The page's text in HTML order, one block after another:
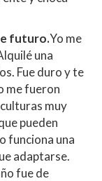
futuro.Yo me
una
Fue duro y te
me fueron
muy
pueden
funciona una
adaptarse.
fue de